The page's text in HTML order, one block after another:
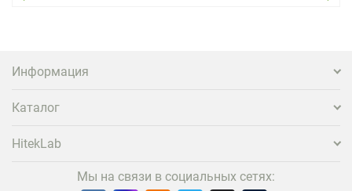
Информация
Каталог
HitekLab
Мы на связи в социальных сетях: